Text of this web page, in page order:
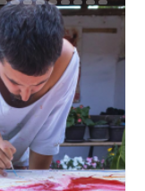
amor de
Philippe
de